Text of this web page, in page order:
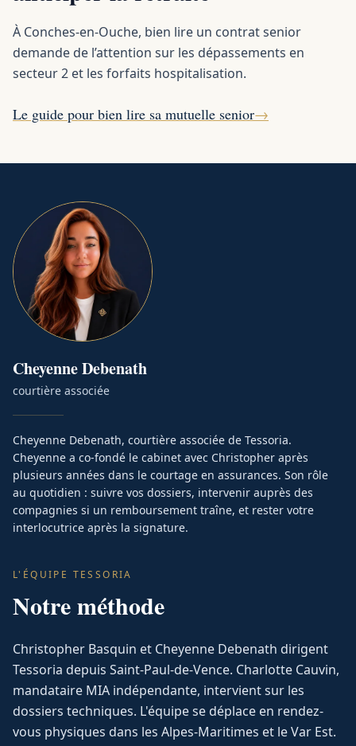
À Conches-en-Ouche, bien lire un contrat senior
demande de l’attention sur les dépassements en
secteur 2 et les forfaits hospitalisation.
Le guide pour bien lire sa mutuelle senior→
CheyenneDebenath
courtière associée
Cheyenne Debenath, courtière associée de Tessoria.
Cheyenne a co-fondé le cabinet avec Christopher après
plusieurs années dans le courtage en assurances. Son rôle
au quotidien : suivre vos dossiers, intervenir auprès des
compagnies si un remboursement traîne, et rester votre
interlocutrice après la signature.
L'ÉQUIPE TESSORIA
Notre méthode
Christopher Basquin et Cheyenne Debenath dirigent
Tessoria depuis Saint-Paul-de-Vence. Charlotte Cauvin,
mandataire MIA indépendante, intervient sur les
dossiers techniques. L'équipe se déplace en rendez-
vous physiques dans les Alpes-Maritimes et le Var Est.